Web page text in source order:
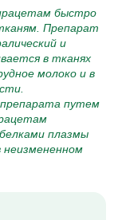
быстро
Препарат
и
в тканях
молоко и в
путем
плазмы
неизмененном